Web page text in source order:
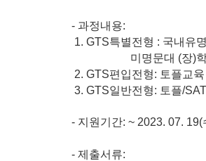
- 과정내용:
1. GTS특별전형 : 국내유
미명문대 (장)
2. GTS편입전형: 토플교육
3. GTS일반전형: 토플/
- 지원기간: ~ 2023. 07. 19(
- 제출서류: